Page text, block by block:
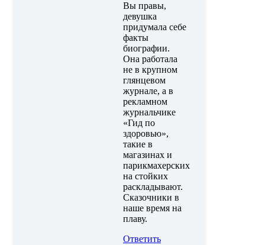
Вы правы,
девушка
придумала себе
факты
биографии.
Она работала
не в крупном
глянцевом
журнале, а в
рекламном
журнальчике
«Гид по
здоровью»,
такие в
магазинах и
парикмахерских
на стойких
раскладывают.
Сказочники в
наше время на
плаву.
Ответить